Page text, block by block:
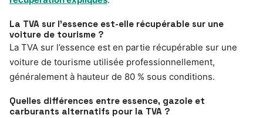
La TVA sur l’essence est-elle récupérable sur une
voiture de tourisme ?
La TVA sur l’essence est en partie récupérable sur une
voiture de tourisme utilisée professionnellement,
généralement à hauteur de 80 % sous conditions.
Quelles différences entre essence, gazole et
carburants alternatifs pour la TVA ?